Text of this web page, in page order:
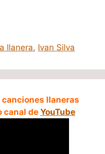
llanera, Ivan Silva
llaneras
canal de YouTube